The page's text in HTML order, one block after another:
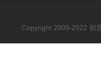
Copyright 2009-2022 创